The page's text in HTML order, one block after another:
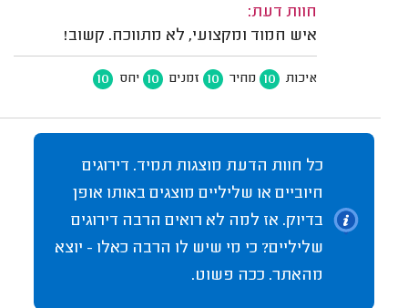
חוות דעת:
איש חמוד ומקצועי, לא מתווכח. קשוב!
איכות 10 מחיר 10 זמנים 10 יחס 10
כל חוות הדעת מוצגות תמיד. דירוגים
חיוביים או שליליים מוצגים באותו אופן
בדיוק. אז למה לא רואים הרבה דירוגים
שליליים? כי מי שיש לו הרבה כאלו - יוצא
מהאתר. ככה פשוט.